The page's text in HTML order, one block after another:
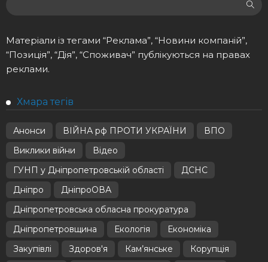
Матеріали із тегами “Реклама”, “Новини компаній”,
“Позиція”, “Дія”, “Споживач” публікуються на правах
реклами.
Хмара тегів
Анонси ВІЙНА рф ПРОТИ УКРАЇНИ
ВПО
Виклики війни
Відео
ГУНП у Дніпропетровській області
ДСНС
Дніпро
ДніпроОВА
Дніпропетровська обласна прокуратура
Дніпропетровщина
Екологія
Економіка
Закупівлі
Здоров'я Кам’янське
Корупція